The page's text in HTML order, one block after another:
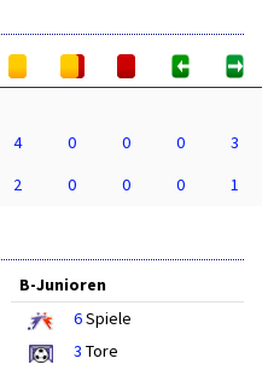
4 0 0 0
3
2 0 0 0 1
B-Junioren
6Spiele
3 Tore